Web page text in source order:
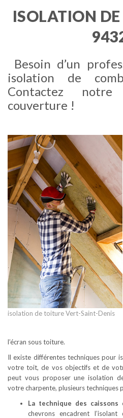
ISOLATION
Besoin d’un
isolation de
Contactez
couverture !
isolation de toiture Vert-Saint-Denis
l’écran sous toiture.
Il existe différentes techniques pour
votre toit, de vos objectifs et de
peut vous proposer une isolation
votre charpente, plusieurs techniques
La technique des caissons
chevrons encadrent